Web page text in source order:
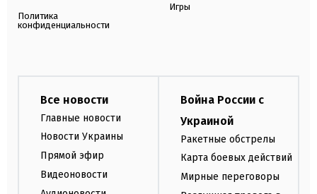
Политика
конфиденциальности
Игры
Все новости
Главные новости
Новости Украины
Прямой эфир
Видеоновости
Война России с
Украиной
Ракетные обстрелы
Карта боевых действий
Мирные переговоры